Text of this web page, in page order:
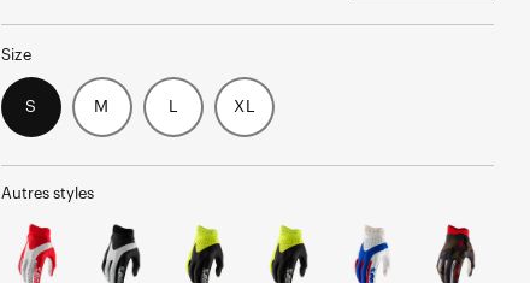
Size
S M L XL
Autres styles